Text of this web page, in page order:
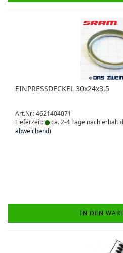
EINPRESSDECKEL 30x24x3,5
Art.Nr.: 4621404071
Lieferzeit:
ca. 2-4 Tage nach erhalt
abweichend)
IN DEN